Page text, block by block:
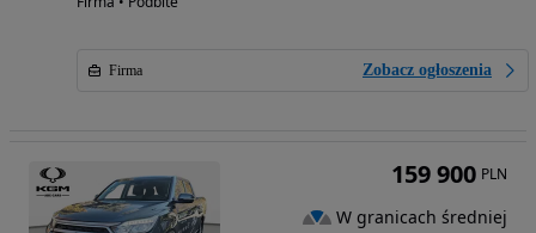
Firma Zobacz ogłoszenia
159 900 PLN
W granicach średniej